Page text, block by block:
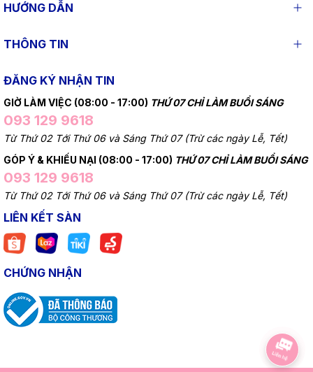
HƯỚNG DẪN
THÔNG TIN
ĐĂNG KÝ NHẬN TIN
GIỜ LÀM VIỆC (08:00 - 17:00) THỨ 07 CHỈ LÀM BUỔI SÁNG
093 129 9618
Từ Thứ 02 Tới Thứ 06 và Sáng Thứ 07 (Trừ các ngày Lễ, Tết)
GÓP Ý & KHIẾU NẠI (08:00 - 17:00) THỨ 07 CHỈ LÀM BUỔI SÁNG
093 129 9618
Từ Thứ 02 Tới Thứ 06 và Sáng Thứ 07 (Trừ các ngày Lễ, Tết)
LIÊN KẾT SÀN
CHỨNG NHẬN